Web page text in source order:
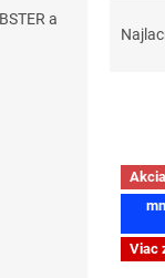
a
V Akcia
Viac